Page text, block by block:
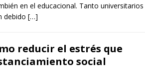
en el educacional. Tanto universitarios
debido […]
reducir el estrés que
social